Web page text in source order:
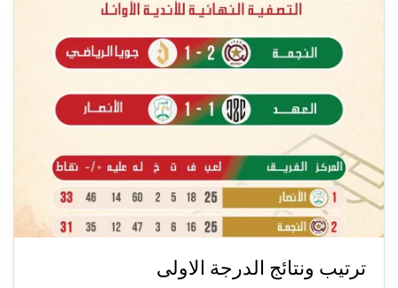
ترتيب ونتائج الدرجة الاولى